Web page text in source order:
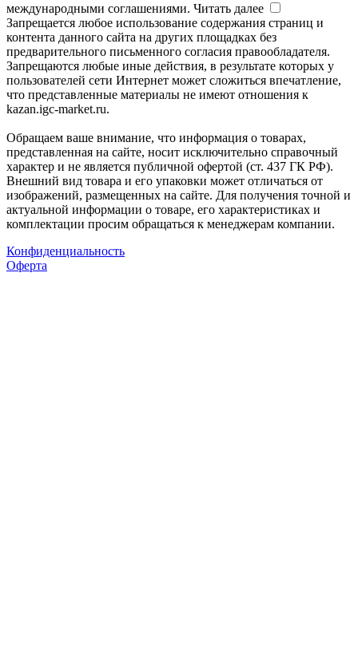
международными соглашениями. Читать далее
Запрещается любое использование содержания страниц и
контента данного сайта на других площадках без
предварительного письменного согласия правообладателя.
Запрещаются любые иные действия, в результате которых у
пользователей сети Интернет может сложиться впечатление,
что представленные материалы не имеют отношения к
kazan.igc-market.ru.
Обращаем ваше внимание, что информация о товарах,
представленная на сайте, носит исключительно справочный
характер и не является публичной офертой (ст. 437 ГК РФ).
Внешний вид товара и его упаковки может отличаться от
изображений, размещенных на сайте. Для получения точной и
актуальной информации о товаре, его характеристиках и
комплектации просим обращаться к менеджерам компании.
Конфиденциальность
Оферта